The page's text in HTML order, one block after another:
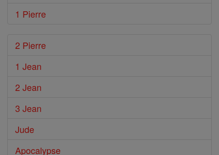
1 Pierre
2 Pierre
1 Jean
2 Jean
3 Jean
Jude
Apocalypse